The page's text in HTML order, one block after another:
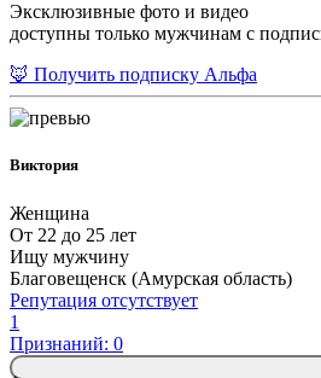
Эксклюзивные фото и видео
доступны только мужчинам с
🦊 Получить подписку Альфа
Виктория
Женщина
От 22 до 25 лет
Ищу мужчину
Благовещенск (Амурская область)
Репутация отсутствует
1
Признаний: 0